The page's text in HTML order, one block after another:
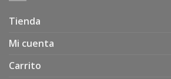
Tienda
Mi cuenta
Carrito